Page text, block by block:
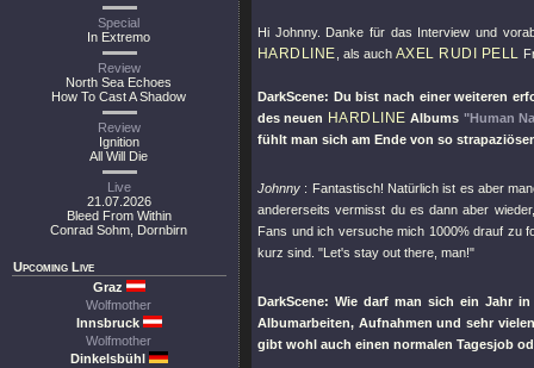
Special
In Extremo
Review
North Sea Echoes
How To Cast A Shadow
Review
Ignition
All Will Die
Live
21.07.2026
Bleed From Within
Conrad Sohm, Dornbirn
Upcoming Live
Graz
Wolfmother
Innsbruck
Wolfmother
Dinkelsbühl
Hi Johnny. Danke für das Interview und
HARDLINE , als auch AXEL RUDI PELL
DarkScene: Du bist nach einer weiteren
des neuen HARDLINE Albums "Human
fühlt man sich am Ende von so
Johnny : Fantastisch! Natürlich ist es aber
andererseits vermisst du es dann aber
Fans und ich versuche mich 1000% drauf zu
kurz sind. "Let's stay out there, man!"
DarkScene: Wie darf man sich ein Jahr
Albumarbeiten, Aufnahmen und sehr
gibt wohl auch einen normalen Tagesjob